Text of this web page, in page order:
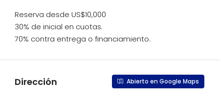
Reserva desde US$10,000
30% de inicial en cuotas.
70% contra entrega o financiamiento.
Dirección Abierto en Google Maps